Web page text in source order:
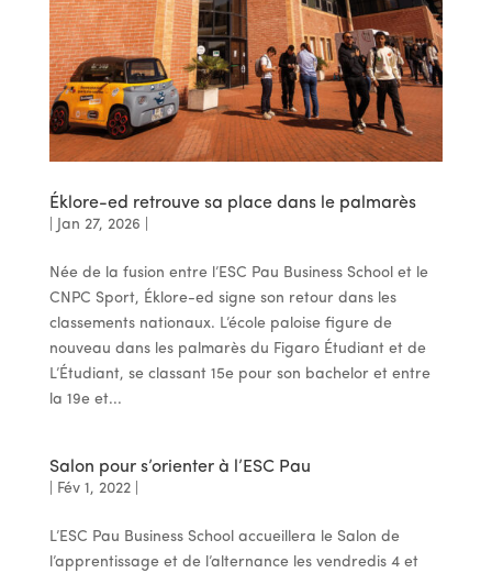
Éklore-ed retrouve sa place dans le palmarès
Jan 27, 2026
Née de la fusion entre l’ESC Pau Business School et le
CNPC Sport, Éklore-ed signe son retour dans les
classements nationaux. L’école paloise figure de
nouveau dans les palmarès du Figaro Étudiant et de
L’Étudiant, se classant 15e pour son bachelor et entre
la 19e et...
Salon pour s’orienter à l’ESC Pau
Fév 1, 2022|
L’ESC Pau Business School accueillera le Salon de
l’apprentissage et de l’alternance les vendredis 4 et